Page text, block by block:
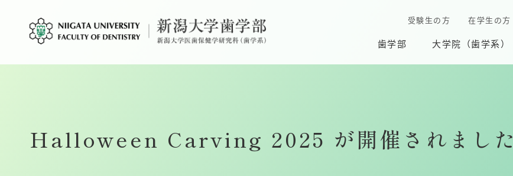
歯学部 大学院（歯学系）
受験生の方 在学生の方
Halloween Carving 2025 が開催されました